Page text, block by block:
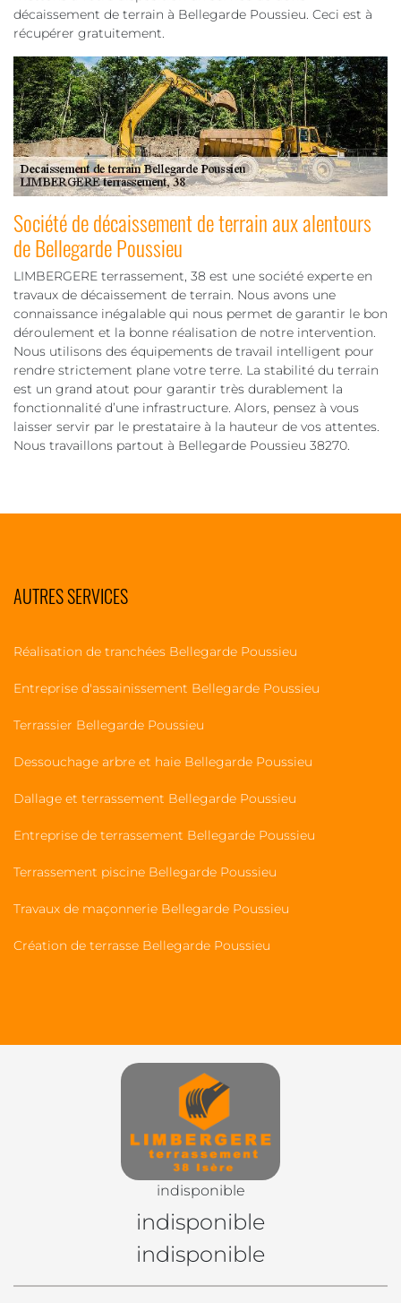
décaissement de terrain à Bellegarde Poussieu. Ceci est à
récupérer gratuitement.
Société de décaissement de terrain aux alentours
de Bellegarde Poussieu
LIMBERGERE terrassement, 38 est une société experte en
travaux de décaissement de terrain. Nous avons une
connaissance inégalable qui nous permet de garantir le bon
déroulement et la bonne réalisation de notre intervention.
Nous utilisons des équipements de travail intelligent pour
rendre strictement plane votre terre. La stabilité du terrain
est un grand atout pour garantir très durablement la
fonctionnalité d’une infrastructure. Alors, pensez à vous
laisser servir par le prestataire à la hauteur de vos attentes.
Nous travaillons partout à Bellegarde Poussieu 38270.
AUTRES SERVICES
Réalisation de tranchées Bellegarde Poussieu
Entreprise d'assainissement Bellegarde Poussieu
Terrassier Bellegarde Poussieu
Dessouchage arbre et haie Bellegarde Poussieu
Dallage et terrassement Bellegarde Poussieu
Entreprise de terrassement Bellegarde Poussieu
Terrassement piscine Bellegarde Poussieu
Travaux de maçonnerie Bellegarde Poussieu
Création de terrasse Bellegarde Poussieu
indisponible
indisponible
indisponible